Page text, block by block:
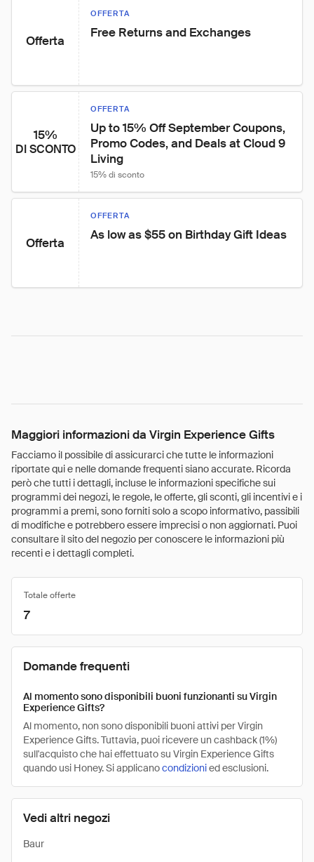
Offerta
OFFERTA
Free Returns and Exchanges
15%
DI SCONTO
OFFERTA
Up to 15% Off September Coupons,
Promo Codes, and Deals at Cloud 9
Living
15% di sconto
Offerta
OFFERTA
As low as $55 on Birthday Gift Ideas
Maggiori informazioni da Virgin Experience Gifts
Facciamo il possibile di assicurarci che tutte le informazioni
riportate qui e nelle domande frequenti siano accurate. Ricorda
però che tutti i dettagli, incluse le informazioni specifiche sui
programmi dei negozi, le regole, le offerte, gli sconti, gli incentivi e i
programmi a premi, sono forniti solo a scopo informativo, passibili
di modifiche e potrebbero essere imprecisi o non aggiornati. Puoi
consultare il sito del negozio per conoscere le informazioni più
recenti e i dettagli completi.
Vedi altri negozi
Baur
Totale offerte
7
Domande frequenti
Al momento sono disponibili buoni funzionanti su Virgin
Experience Gifts?
Al momento, non sono disponibili buoni attivi per Virgin
Experience Gifts. Tuttavia, puoi ricevere un cashback (1%)
sull'acquisto che hai effettuato su Virgin Experience Gifts
quando usi Honey. Si applicanocondizionied esclusioni.